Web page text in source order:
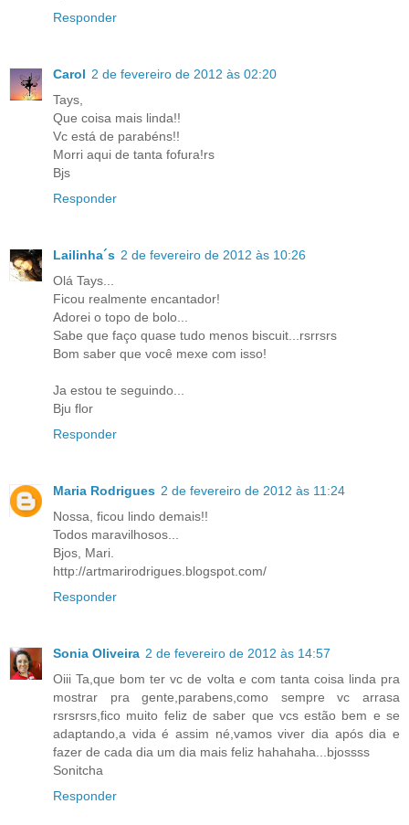
Responder
Carol 2 de fevereiro de 2012 às 02:20
Tays,
Que coisa mais linda!!
Vc está de parabéns!!
Morri aqui de tanta fofura!rs
Bjs
Responder
Lailinha´s 2 de fevereiro de 2012 às 10:26
Olá Tays...
Ficou realmente encantador!
Adorei o topo de bolo...
Sabe que faço quase tudo menos biscuit...rsrrsrs
Bom saber que você mexe com isso!
Ja estou te seguindo...
Bju flor
Responder
Maria Rodrigues 2 de fevereiro de 2012 às 11:24
Nossa, ficou lindo demais!!
Todos maravilhosos...
Bjos, Mari.
http://artmarirodrigues.blogspot.com/
Responder
Sonia Oliveira 2 de fevereiro de 2012 às 14:57
Oiii Ta,que bom ter vc de volta e com tanta coisa linda pra
mostrar pra gente,parabens,como sempre vc arrasa
rsrsrsrs,fico muito feliz de saber que vcs estão bem e se
adaptando,a vida é assim né,vamos viver dia após dia e
fazer de cada dia um dia mais feliz hahahaha...bjossss
Sonitcha
Responder